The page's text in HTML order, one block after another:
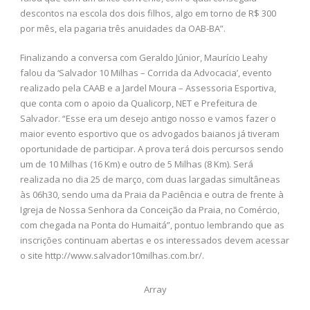
descontos na escola dos dois filhos, algo em torno de R$ 300
por mês, ela pagaria três anuidades da OAB-BA”.
Finalizando a conversa com Geraldo Júnior, Maurício Leahy
falou da ‘Salvador 10 Milhas – Corrida da Advocacia’, evento
realizado pela CAAB e a Jardel Moura – Assessoria Esportiva,
que conta com o apoio da Qualicorp, NET e Prefeitura de
Salvador. “Esse era um desejo antigo nosso e vamos fazer o
maior evento esportivo que os advogados baianos já tiveram
oportunidade de participar. A prova terá dois percursos sendo
um de 10 Milhas (16 Km) e outro de 5 Milhas (8 Km). Será
realizada no dia 25 de março, com duas largadas simultâneas
às 06h30, sendo uma da Praia da Paciência e outra de frente à
Igreja de Nossa Senhora da Conceição da Praia, no Comércio,
com chegada na Ponta do Humaitá”, pontuo lembrando que as
inscrições continuam abertas e os interessados devem acessar
o site http://www.salvador10milhas.com.br/.
Array